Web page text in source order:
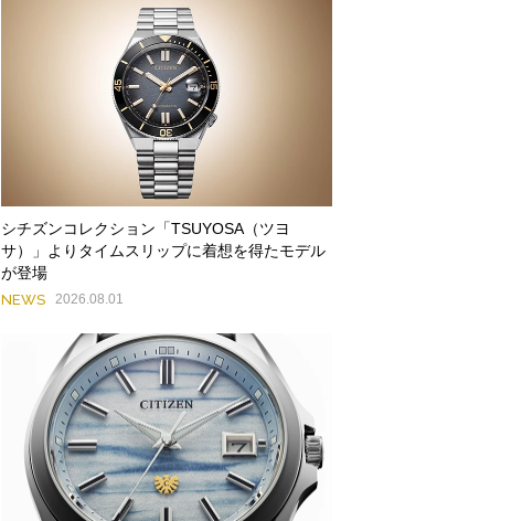
シチズンコレクション「TSUYOSA（ツヨ
サ）」よりタイムスリップに着想を得たモデル
が登場
NEWS 2026.08.01